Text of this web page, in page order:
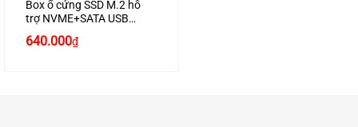
Box ổ cứng SSD M.2 hỗ
trợ NVME+SATA USB
10Gbps Ugreen 90264
Giá
640.000₫Giá
hiện